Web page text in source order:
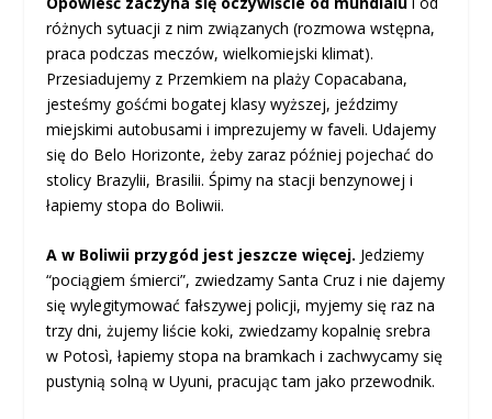
różnych sytuacji z nim związanych (rozmowa wstępna,
praca podczas meczów, wielkomiejski klimat).
Przesiadujemy z Przemkiem na plaży Copacabana,
jesteśmy gośćmi bogatej klasy wyższej, jeździmy
miejskimi autobusami i imprezujemy w faveli. Udajemy
się do Belo Horizonte, żeby zaraz później pojechać do
stolicy Brazylii, Brasilii. Śpimy na stacji benzynowej i
łapiemy stopa do Boliwii.
A w Boliwii przygód jest jeszcze więcej. Jedziemy
“pociągiem śmierci”, zwiedzamy Santa Cruz i nie dajemy
się wylegitymować fałszywej policji, myjemy się raz na
trzy dni, żujemy liście koki, zwiedzamy kopalnię srebra
w Potosì, łapiemy stopa na bramkach i zachwycamy się
pustynią solną w Uyuni, pracując tam jako przewodnik.